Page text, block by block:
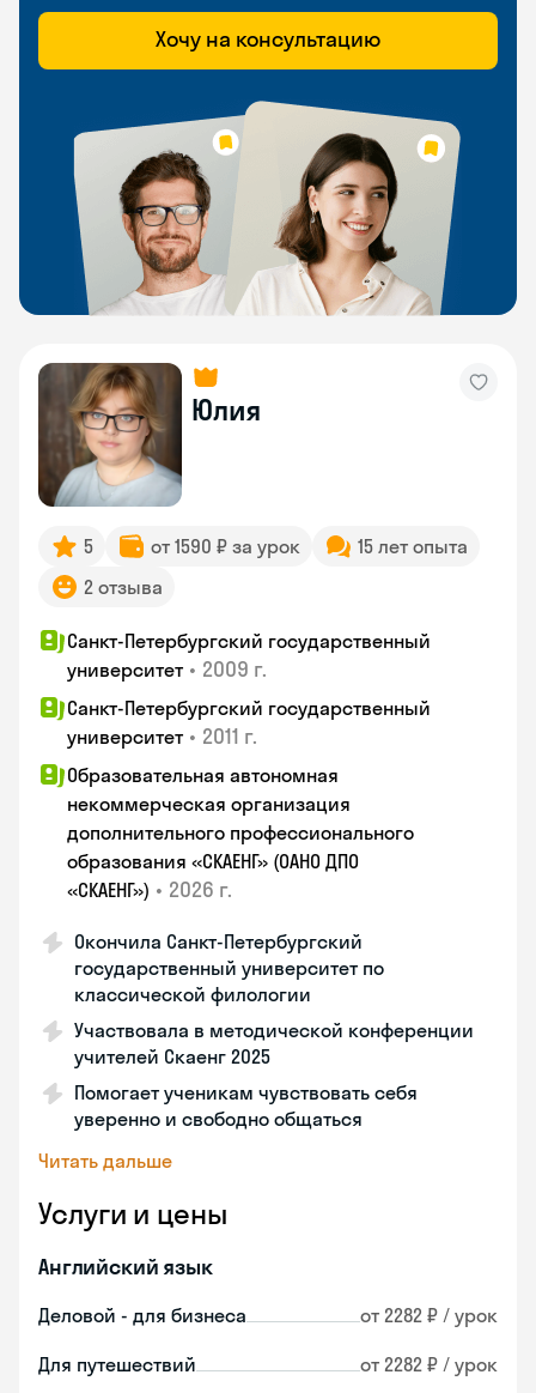
Хочу на консультацию
Юлия
5 от 1590 ₽ за урок
15 лет опыта
2 отзыва
Санкт-Петербургский государственный
университет • 2009 г.
Санкт-Петербургский государственный
университет • 2011 г.
Образовательная автономная
некоммерческая организация
дополнительного профессионального
образования «СКАЕНГ» (ОАНО ДПО
«СКАЕНГ») • 2026 г.
Окончила Санкт-Петербургский
государственный университет по
классической филологии
Участвовала в методической конференции
учителей Скаенг 2025
Помогает ученикам чувствовать себя
уверенно и свободно общаться
Читать дальше
Услуги и цены
Английский язык
Деловой - для бизнеса от 2282 ₽ / урок
Для путешествий от 2282 ₽ / урок